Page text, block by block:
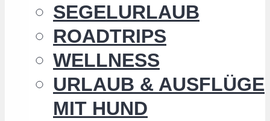
SEGELURLAUB
ROADTRIPS
WELLNESS
URLAUB & AUSFLÜGE
MIT HUND